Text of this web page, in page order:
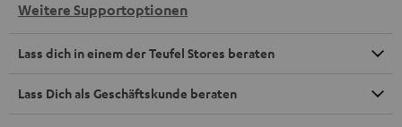
Weitere Supportoptionen
Lass dich in einem der Teufel Stores beraten
Lass Dich als Geschäftskunde beraten